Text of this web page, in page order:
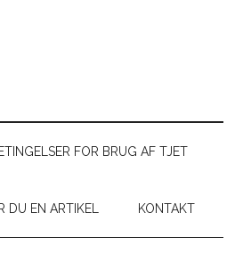
FOR BRUG AF TJET
DU EN ARTIKEL KONTAKT